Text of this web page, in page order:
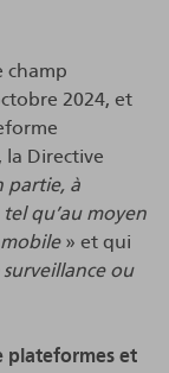
champ
2024, et
Directive
partie, à
qu’au moyen
» et qui
ou
plateformes et